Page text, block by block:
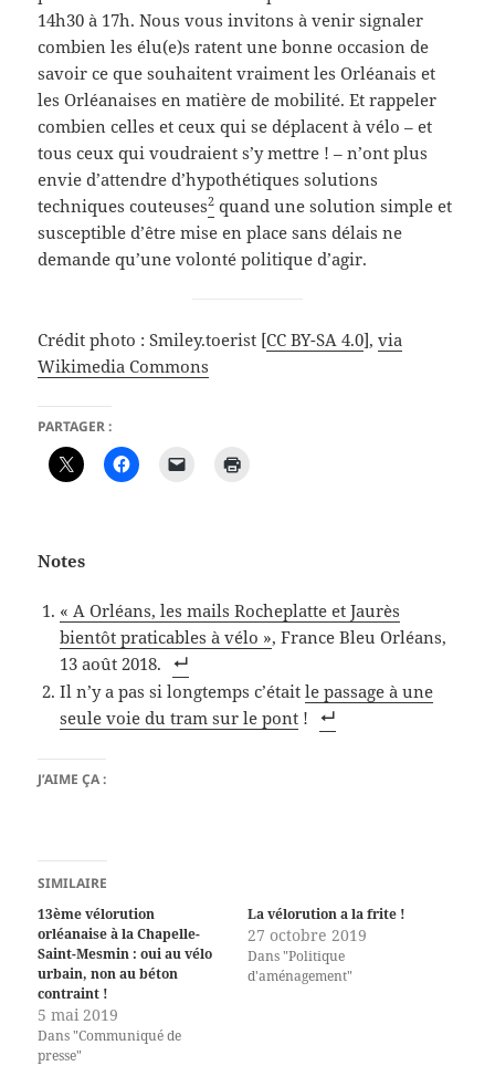
14h30 à 17h. Nous vous invitons à venir signaler
combien les élu(e)s ratent une bonne occasion de
savoir ce que souhaitent vraiment les Orléanais et
les Orléanaises en matière de mobilité. Et rappeler
combien celles et ceux qui se déplacent à vélo – et
tous ceux qui voudraient s’y mettre ! – n’ont plus
envie d’attendre d’hypothétiques solutions
techniques couteuses2 quand une solution simple et
susceptible d’être mise en place sans délais ne
demande qu’une volonté politique d’agir.
Crédit photo : Smiley.toerist [CC BY-SA 4.0],via
Wikimedia Commons
PARTAGER :
Notes
« A Orléans, les mails Rocheplatte et Jaurès
bientôt praticables à vélo », France Bleu Orléans,
13 août 2018.
Il n’y a pas si longtemps c’étaitle passage à une
seule voie du tram sur le pont !
J’AIME ÇA :
SIMILAIRE
13ème vélorution
orléanaise à la Chapelle-
Saint-Mesmin : oui au vélo
urbain, non au béton
contraint !
5 mai 2019
Dans "Communiqué de
presse"
La vélorution a la frite !
27 octobre 2019
Dans "Politique
d'aménagement"